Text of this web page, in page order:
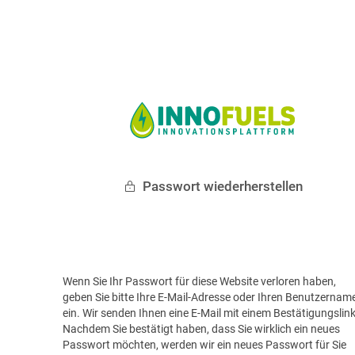
Passwort wiederherstellen
Wenn Sie Ihr Passwort für diese Website verloren haben,
geben Sie bitte Ihre E-Mail-Adresse oder Ihren
ein. Wir senden Ihnen eine E-Mail mit einem
Nachdem Sie bestätigt haben, dass Sie wirklich ein neues
Passwort möchten, werden wir ein neues Passwort für Sie